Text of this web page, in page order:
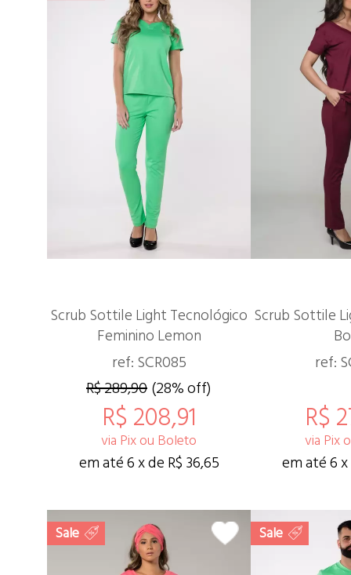
Scrub Sottile Light Tecnológico
Feminino Lemon
ref: SCR085
R$ 289,90(28% off)
R$ 208,91
via Pix ou Boleto
em até 6 x de R$ 36,65
Scrub Sottile
ref:
R$
via Pix
em até 6
Sale Sale